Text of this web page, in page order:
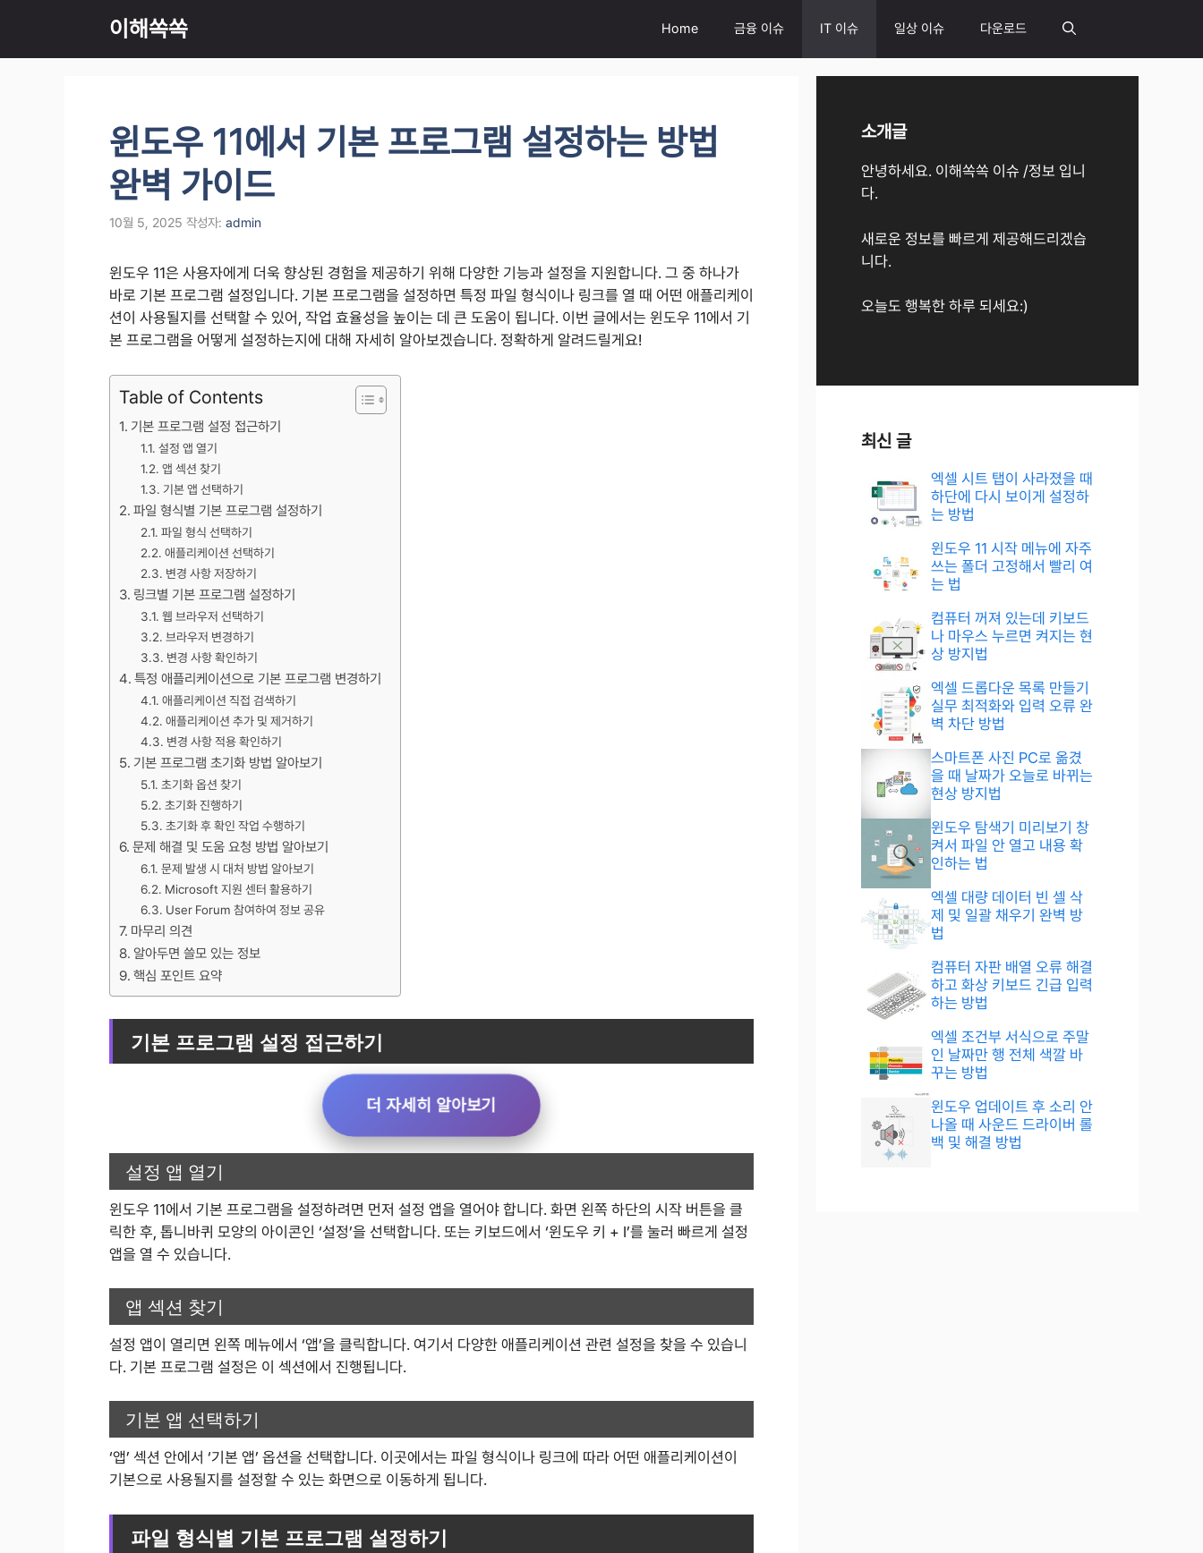
츠
이해쏙쏙 Home 금융 이슈 IT 이슈 일상 이슈 다운로드
윈도우 11에서 기본 프로그램 설정하는 방법
완벽 가이드
10월 5, 2025 작성자: admin
윈도우 11은 사용자에게 더욱 향상된 경험을 제공하기 위해 다양한 기능과 설정을 지원합니다. 그 중 하나가
바로 기본 프로그램 설정입니다. 기본 프로그램을 설정하면 특정 파일 형식이나 링크를 열 때 어떤 애플리케이
션이 사용될지를 선택할 수 있어, 작업 효율성을 높이는 데 큰 도움이 됩니다. 이번 글에서는 윈도우 11에서 기
본 프로그램을 어떻게 설정하는지에 대해 자세히 알아보겠습니다. 정확하게 알려드릴게요!
Table of Contents
기본 프로그램 설정 접근하기
설정 앱 열기
앱 섹션 찾기
기본 앱 선택하기
파일 형식별 기본 프로그램 설정하기
파일 형식 선택하기
애플리케이션 선택하기
변경 사항 저장하기
링크별 기본 프로그램 설정하기
웹 브라우저 선택하기
브라우저 변경하기
변경 사항 확인하기
특정 애플리케이션으로 기본 프로그램 변경하기
애플리케이션 직접 검색하기
애플리케이션 추가 및 제거하기
변경 사항 적용 확인하기
기본 프로그램 초기화 방법 알아보기
초기화 옵션 찾기
초기화 진행하기
초기화 후 확인 작업 수행하기
문제 해결 및 도움 요청 방법 알아보기
문제 발생 시 대처 방법 알아보기
Microsoft 지원 센터 활용하기
User Forum 참여하여 정보 공유
마무리 의견
알아두면 쓸모 있는 정보
핵심 포인트 요약
기본 프로그램 설정 접근하기
더 자세히 알아보기
설정 앱 열기
윈도우 11에서 기본 프로그램을 설정하려면 먼저 설정 앱을 열어야 합니다. 화면 왼쪽 하단의 시작 버튼을 클
릭한 후, 톱니바퀴 모양의 아이콘인 ‘설정’을 선택합니다. 또는 키보드에서 ‘윈도우 키 + I’를 눌러 빠르게 설정
앱을 열 수 있습니다.
앱 섹션 찾기
설정 앱이 열리면 왼쪽 메뉴에서 ‘앱’을 클릭합니다. 여기서 다양한 애플리케이션 관련 설정을 찾을 수 있습니
다. 기본 프로그램 설정은 이 섹션에서 진행됩니다.
기본 앱 선택하기
‘앱’ 섹션 안에서 ‘기본 앱’ 옵션을 선택합니다. 이곳에서는 파일 형식이나 링크에 따라 어떤 애플리케이션이
기본으로 사용될지를 설정할 수 있는 화면으로 이동하게 됩니다.
파일 형식별 기본 프로그램 설정하기
소개글
안녕하세요. 이해쏙쏙 이슈 /정보 입니
다.
새로운 정보를 빠르게 제공해드리겠습
니다.
오늘도 행복한 하루 되세요:)
최신 글
엑셀 시트 탭이 사라졌을 때
하단에 다시 보이게 설정하
는 방법
윈도우 11 시작 메뉴에 자주
쓰는 폴더 고정해서 빨리 여
는 법
컴퓨터 꺼져 있는데 키보드
나 마우스 누르면 켜지는 현
상 방지법
엑셀 드롭다운 목록 만들기
실무 최적화와 입력 오류 완
벽 차단 방법
스마트폰 사진 PC로 옮겼
을 때 날짜가 오늘로 바뀌는
현상 방지법
윈도우 탐색기 미리보기 창
켜서 파일 안 열고 내용 확
인하는 법
엑셀 대량 데이터 빈 셀 삭
제 및 일괄 채우기 완벽 방
법
컴퓨터 자판 배열 오류 해결
하고 화상 키보드 긴급 입력
하는 방법
엑셀 조건부 서식으로 주말
인 날짜만 행 전체 색깔 바
꾸는 방법
윈도우 업데이트 후 소리 안
나올 때 사운드 드라이버 롤
백 및 해결 방법